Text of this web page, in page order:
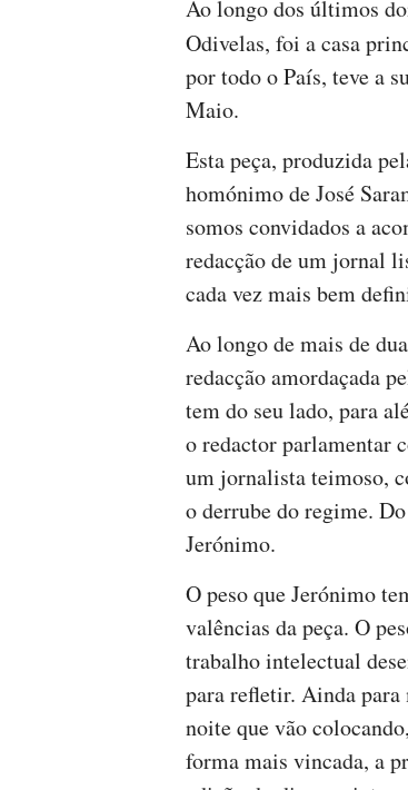
Ao longo dos últimos
Odivelas, foi a casa
por todo o País, teve a
Maio.
Esta peça, produzida
homónimo de José
somos convidados a
redacção de um jornal
cada vez mais bem
Ao longo de mais de
redacção amordaçada
tem do seu lado, para
o redactor parlamentar
um jornalista teimoso,
o derrube do regime.
Jerónimo.
O peso que Jerónimo
valências da peça. O
trabalho intelectual
para refletir. Ainda para
noite que vão
forma mais vincada, a